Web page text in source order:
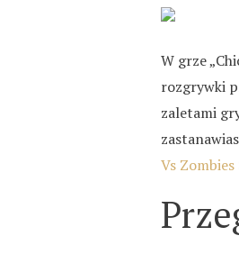
W grze
rozgrywki
zaletami
Vs